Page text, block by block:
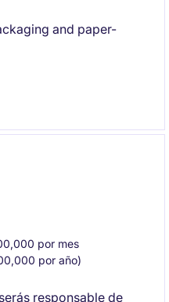
and paper-
por mes
por año)
responsable de